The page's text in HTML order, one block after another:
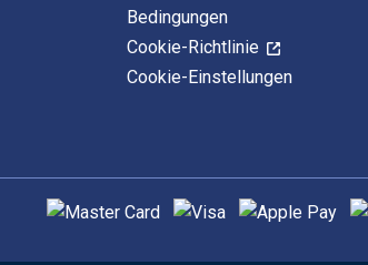
Bedingungen
Cookie-Richtlinie
Cookie-Einstellungen
Unterstützte Zahlungsmethoden